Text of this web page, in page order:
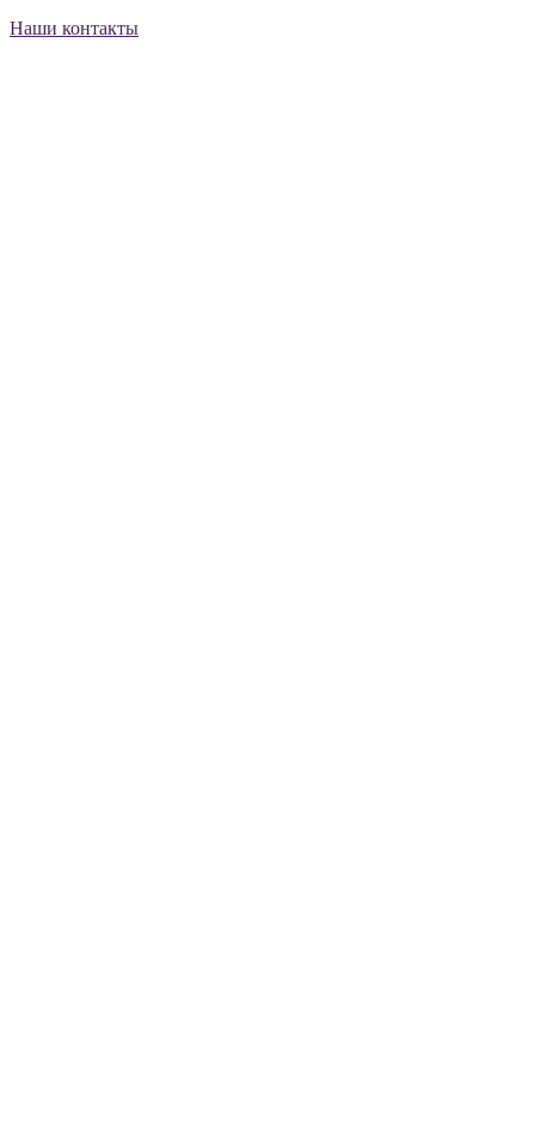
Наши контакты